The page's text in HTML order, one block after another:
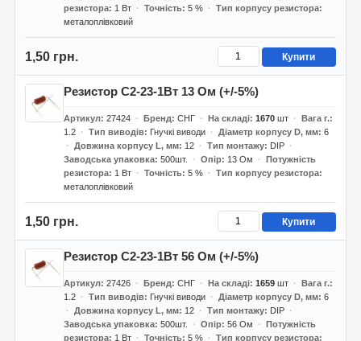
резистора
1 Вт Точність 5 %
Тип корпусу резистора
металоплівковий
1,50 грн. Купити
Резистор С2-23-1Вт 13 Ом (+/-5%)
Артикул 27424 Бренд СНГ На складі 1670шт
Вага г.
1.2
Тип виводів Гнучкі виводи Діаметр корпусу D, мм 6
Довжина корпусу L, мм
12 Тип монтажу
DIP
Заводська упаковка 500шт. Опір 13 Ом
Потужність
резистора
1 Вт Точність 5 %
Тип корпусу резистора
металоплівковий
1,50 грн. Купити
Резистор С2-23-1Вт 56 Ом (+/-5%)
Артикул 27426 Бренд СНГ На складі 1659шт
Вага г.
1.2
Тип виводів Гнучкі виводи Діаметр корпусу D, мм 6
Довжина корпусу L, мм
12 Тип монтажу
DIP
Заводська упаковка 500шт. Опір 56 Ом
Потужність
резистора
1 Вт Точність 5 %
Тип корпусу резистора